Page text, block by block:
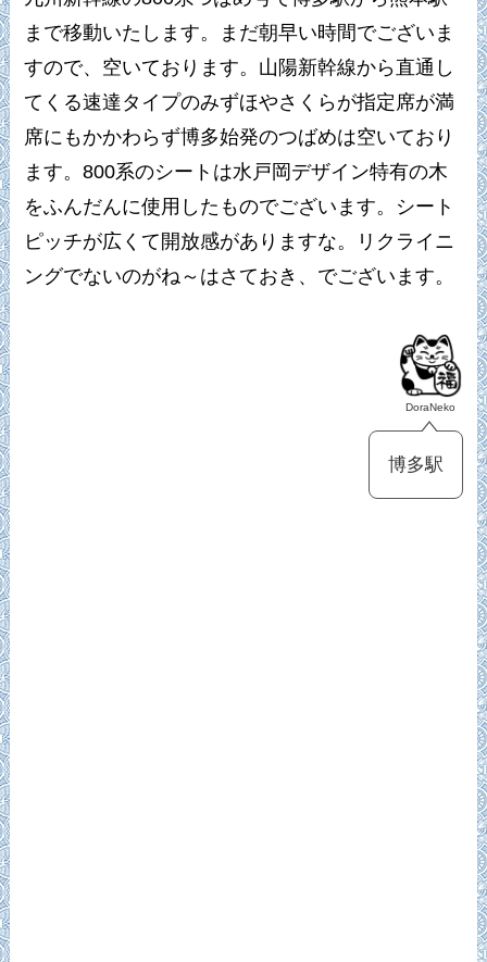
まで移動いたします。まだ朝早い時間でございま
すので、空いております。山陽新幹線から直通し
てくる速達タイプのみずほやさくらが指定席が満
席にもかかわらず博多始発のつばめは空いており
ます。800系のシートは水戸岡デザイン特有の木
をふんだんに使用したものでございます。シート
ピッチが広くて開放感がありますな。リクライニ
ングでないのがね～はさておき、でございます。
DoraNeko
博多駅